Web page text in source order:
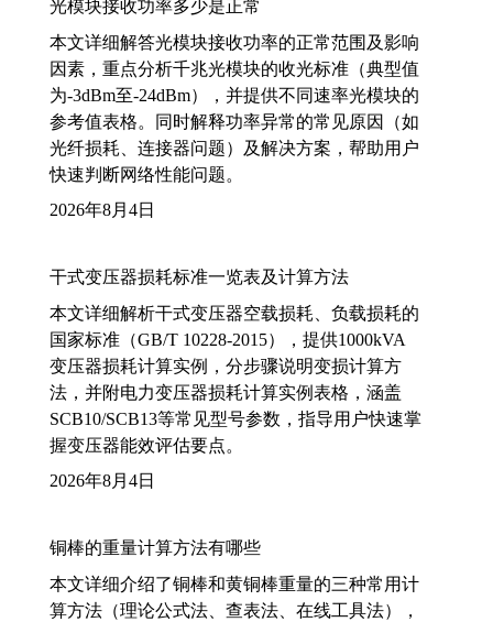
光模块接收功率多少是正常
本文详细解答光模块接收功率的正常范围及影响
因素，重点分析千兆光模块的收光标准（典型值
为-3dBm至-24dBm），并提供不同速率光模块的
参考值表格。同时解释功率异常的常见原因（如
光纤损耗、连接器问题）及解决方案，帮助用户
快速判断网络性能问题。
2026年8月4日
干式变压器损耗标准一览表及计算方法
本文详细解析干式变压器空载损耗、负载损耗的
国家标准（GB/T 10228-2015），提供1000kVA
变压器损耗计算实例，分步骤说明变损计算方
法，并附电力变压器损耗计算实例表格，涵盖
SCB10/SCB13等常见型号参数，指导用户快速掌
握变压器能效评估要点。
2026年8月4日
铜棒的重量计算方法有哪些
本文详细介绍了铜棒和黄铜棒重量的三种常用计
算方法（理论公式法、查表法、在线工具法），